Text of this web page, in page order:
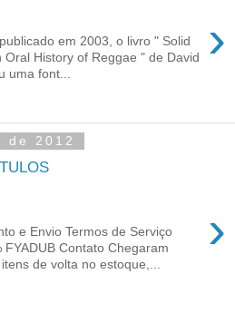
›
em 2003, o livro " Solid
Oral History of Reggae " de David
uma font...
de 2012
›
e Envio Termos de Serviço
FYADUB Contato Chegaram
de volta no estoque,...